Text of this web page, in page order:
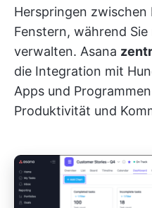
Herspringen
Fenstern, während
verwalten. Asana
die Integration mit
Apps und
Produktivität und